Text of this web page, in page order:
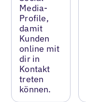
Media-
Profile,
damit
Kunden
online mit
dir in
Kontakt
treten
können.